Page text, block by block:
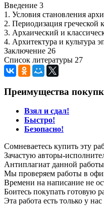
Введение 3
1. Условия становления
2. Периодизация
3. Архаический и
4. Архитектура и культура
Заключение 26
Список литературы 27
Преимущества
Взял и сдал!
Быстро!
Безопасно!
Сомневаетесь купить эту
Зачастую авторы-
Антиплагиат данной работы
Мы проверяем работы в
Времени на написание не
Боитесь покупать готовую
Эта работа есть только у